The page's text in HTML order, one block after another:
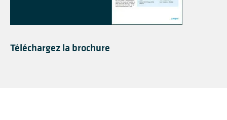
Téléchargez la brochure